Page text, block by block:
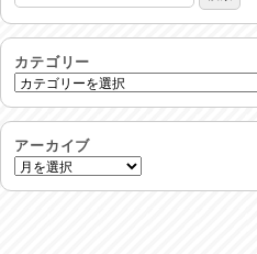
生活支援情報
24時間体制
2026/07/30
命を守る行動を…
2026/07/29
カテゴリー
アーカイブ